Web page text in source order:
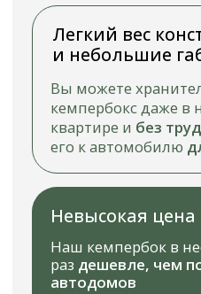
Теперьнет необходимости
содержать второй автомобиль
для отдыха на природе,
Экономия
для хранения
Большие ящики для хранения
посуды, припасов, сумки-
холодильника или холодной